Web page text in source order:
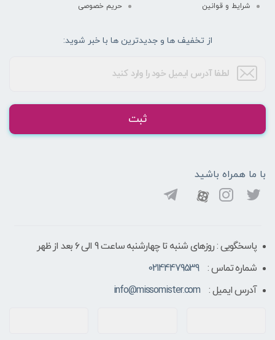
شرایط و قوانین حریم خصوصی
از تخفیف ها و جدیدترین ها با خبر شوید:
ثبت
با ما همراه باشید
پاسخگویی : روزهای شنبه تا چهارشنبه ساعت 9 الی ۶ بعد از ظهر
شماره تماس :
02144479539
آدرس ایمیل :
info@missomister.com